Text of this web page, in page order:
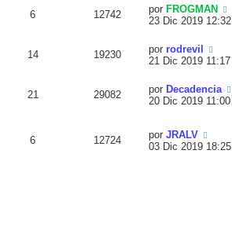
6 12742 por FROGMAN
23 Dic 2019 12:32
14 19230 por rodrevil
21 Dic 2019 11:17
21 29082 por Decadencia
20 Dic 2019 11:00
6 12724 por JRALV
03 Dic 2019 18:25